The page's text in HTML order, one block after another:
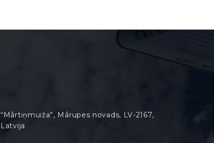
“Mārtiņmuiža”, Mārupes novads, LV-2167,
Latvija